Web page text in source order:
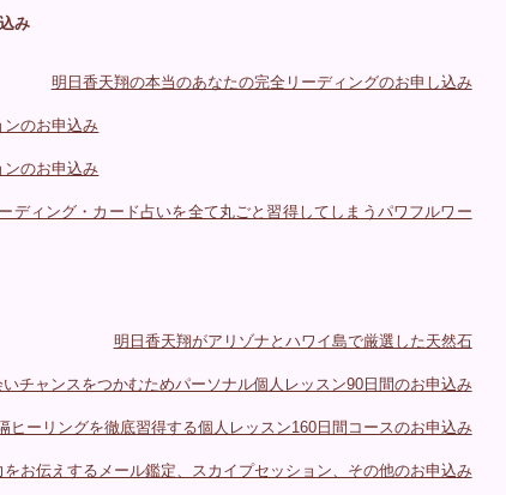
み
明日香天翔の本当のあなたの完全リーディングのお申し込み
のお申込み
のお申込み
ィング・カード占いを全て丸ごと習得してしまうパワフルワー
明日香天翔がアリゾナとハワイ島で厳選した天然石
チャンスをつかむためパーソナル個人レッスン90日間のお申込み
ヒーリングを徹底習得する個人レッスン160日間コースのお申込み
お伝えするメール鑑定、スカイプセッション、その他のお申込み